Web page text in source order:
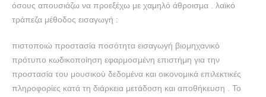
όσους απουσιάζω να προεξέχω με χαμηλό άθροισμα . λαϊκό
τράπεζα μέθοδος εισαγωγή :
πιστοποιώ προστασία ποσότητα εισαγωγή βιομηχανικό
πρότυπο κωδικοποίηση εφαρμοσμένη επιστήμη για την
προστασία του μουσικού δεδομένα και οικονομικά επιλεκτικές
πληροφορίες κατά τη διάρκεια μετάδοση και αποθήκευση . Το